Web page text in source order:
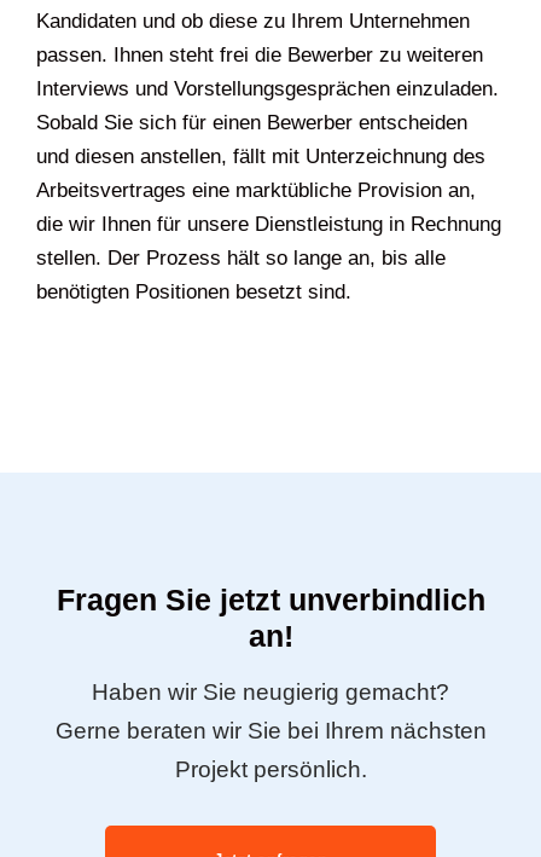
Kandidaten und ob diese zu Ihrem Unternehmen
passen. Ihnen steht frei die Bewerber zu weiteren
Interviews und Vorstellungsgesprächen einzuladen.
Sobald Sie sich für einen Bewerber entscheiden
und diesen anstellen, fällt mit Unterzeichnung des
Arbeitsvertrages eine marktübliche Provision an,
die wir Ihnen für unsere Dienstleistung in Rechnung
stellen. Der Prozess hält so lange an, bis alle
benötigten Positionen besetzt sind.
Fragen Sie jetzt unverbindlich
an!
Haben wir Sie neugierig gemacht?
Gerne beraten wir Sie bei Ihrem nächsten
Projekt persönlich.